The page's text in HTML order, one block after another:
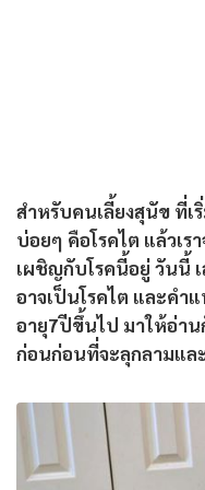
สำหรับคนเลี้ยงสุนัข ที่เ
บ่อยๆ คือโรคไต แล้วเร
เผชิญกับโรคนี้อยู่ วันนี้
อาจเป็นโรคไต และคำ
อายุ7ปีขึ้นไป มาให้อ่า
ก่อนก่อนที่จะลุกลามแล